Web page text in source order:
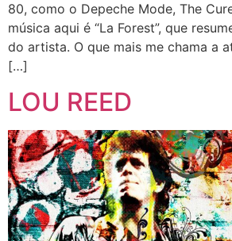
80, como o Depeche Mode, The
música aqui é “La Forest”, que
do artista. O que mais me chama a
[…]
LOU REED